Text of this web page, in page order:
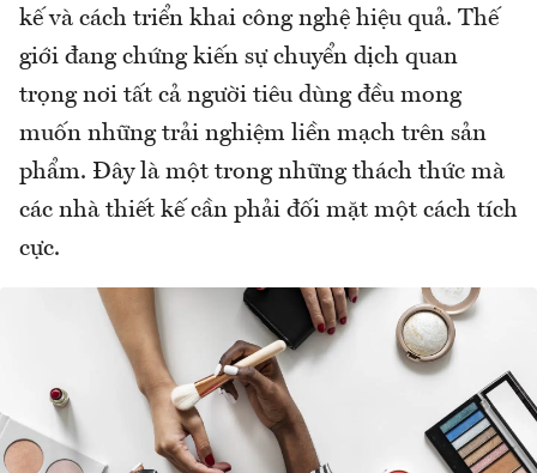
kế và cách triển khai công nghệ hiệu quả. Thế
giới đang chứng kiến sự chuyển dịch quan
trọng nơi tất cả người tiêu dùng đều mong
muốn những trải nghiệm liền mạch trên sản
phẩm. Đây là một trong những thách thức mà
các nhà thiết kế cần phải đối mặt một cách tích
cực.